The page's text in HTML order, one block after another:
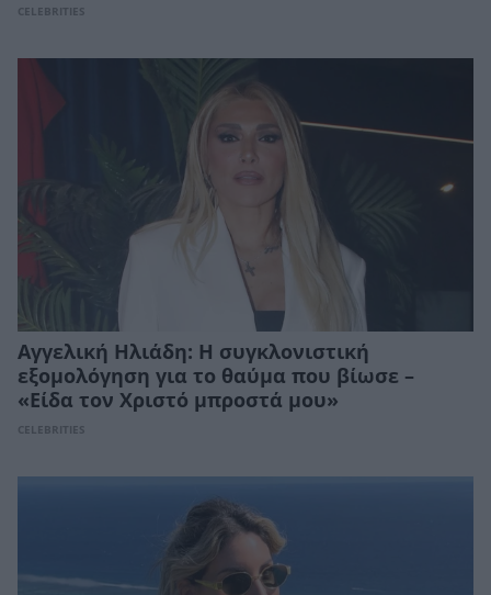
CELEBRITIES
Αγγελική Ηλιάδη: Η συγκλονιστική
εξομολόγηση για το θαύμα που βίωσε –
«Είδα τον Χριστό μπροστά μου»
CELEBRITIES